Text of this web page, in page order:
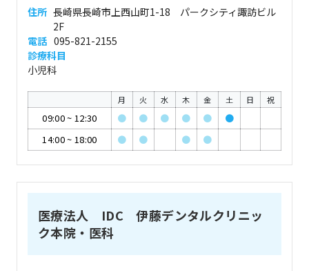
住所 長崎県長崎市上西山町1-18 パークシティ諏訪ビル
2F
電話 095-821-2155
診療科目
小児科
月 火 水 木 金 土 日 祝
09:00~ 12:30 ● ● ● ● ●
●
14:00~ 18:00 ● ● ● ●
医療法人 IDC 伊藤デンタルクリニッ
ク本院・医科